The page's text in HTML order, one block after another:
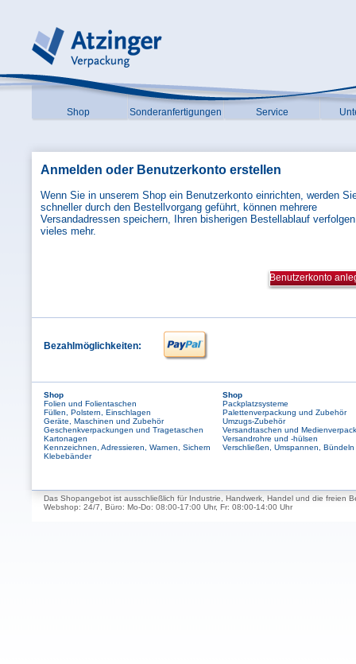
Shop Sonderanfertigungen Service
Anmelden oder Benutzerkonto erstellen
Wenn Sie in unserem Shop ein Benutzerkonto einrichten, werden
schneller durch den Bestellvorgang geführt, können mehrere
Versandadressen speichern, Ihren bisherigen Bestellablauf
vieles mehr.
Benutzerkonto
Bezahlmöglichkeiten:
Shop
Folien und Folientaschen
Füllen, Polstern, Einschlagen
Geräte, Maschinen und Zubehör
Geschenkverpackungen und Tragetaschen
Kartonagen
Kennzeichnen, Adressieren, Warnen, Sichern
Klebebänder
Shop
Packplatzsysteme
Palettenverpackung und Zubehör
Umzugs-Zubehör
Versandtaschen und
Versandrohre und -hülsen
Verschließen, Umspannen, Bündeln
Das Shopangebot ist ausschließlich für Industrie, Handwerk, Handel und die freien
Webshop: 24/7, Büro: Mo-Do: 08:00-17:00 Uhr, Fr: 08:00-14:00 Uhr